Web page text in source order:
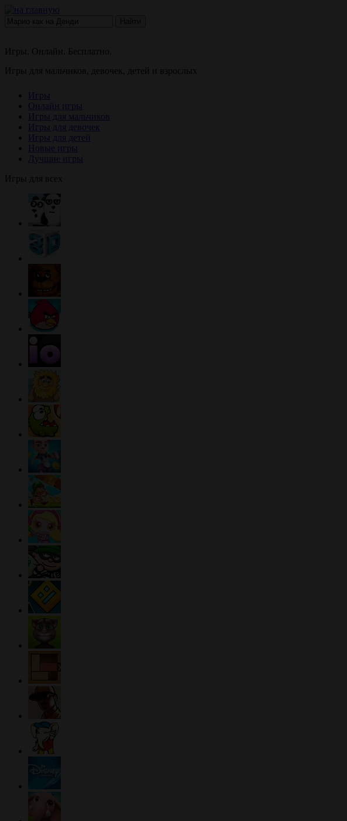
Игры. Онлайн. Бесплатно.
Игры для мальчиков, девочек, детей и взрослых
Игры
Онлайн игры
Игры для мальчиков
Игры для девочек
Игры для детей
Новые игры
Лучшие игры
Игры для всех